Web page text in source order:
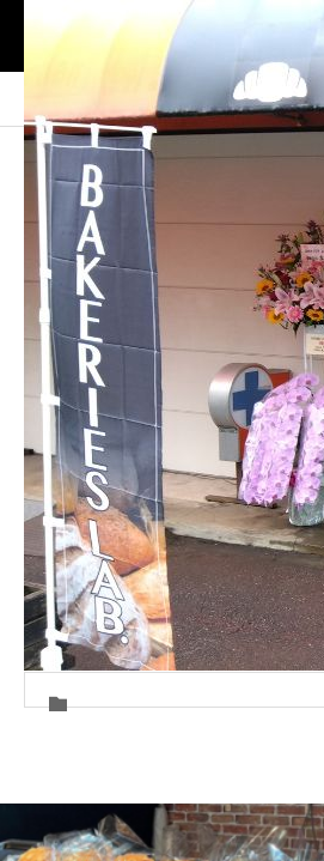
DANISH LAB._category_08
DANISH LAB._category_08
この記事のタイトルとURL